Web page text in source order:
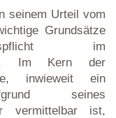
seinem Urteil vom
Grundsätze
im
Im Kern der
inwieweit ein
seines
vermittelbar ist,